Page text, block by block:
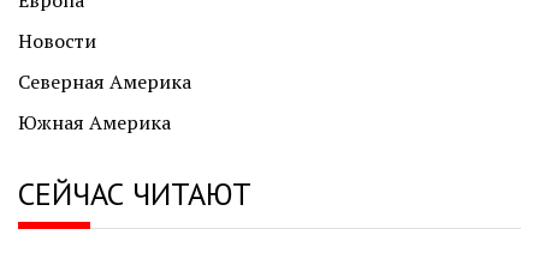
Новости
Северная Америка
Южная Америка
СЕЙЧАС ЧИТАЮТ